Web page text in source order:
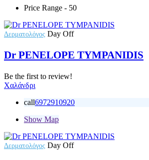
Price Range - 50
Δερματολόγος Day Off
Dr PENELOPE TYMPANIDIS
Be the first to review!
Χαλάνδρι
call6972910920
Show Map
Δερματολόγος Day Off